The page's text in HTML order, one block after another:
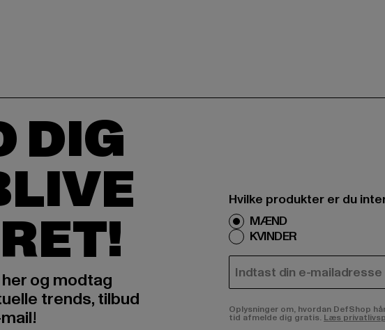
DIG
og modtag
trends, tilbud
Hvilke produkter er du
MÆND
KVINDER
E-MAIL
Oplysninger om, hvordan DefShop
tid afmelde dig gratis. Læs